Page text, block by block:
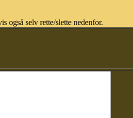
også selv rette/slette nedenfor.